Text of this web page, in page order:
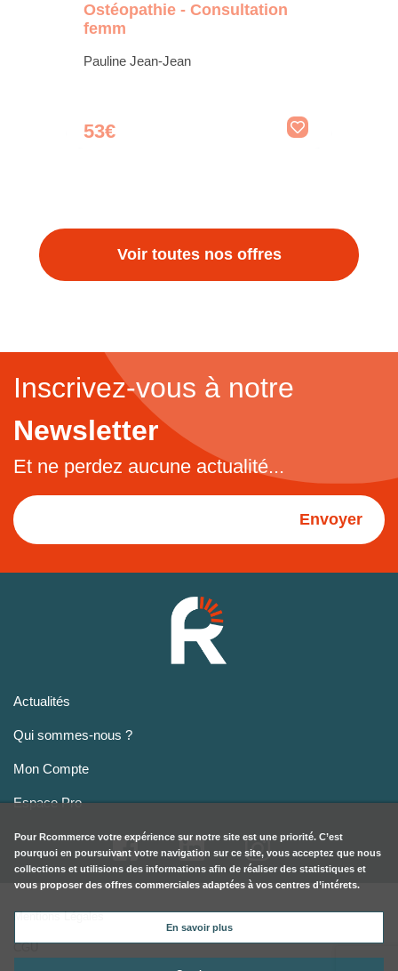
Ostéopathie - Consultation
femm
Pauline Jean-Jean
53€
Voir toutes nos offres
Inscrivez-vous à notre
Newsletter
Et ne perdez aucune actualité...
Envoyer
Actualités
Qui sommes-nous ?
Mon Compte
Espace Pro
Mentions Légales
CGU
Pour Rcommerce votre expérience sur notre site est une priorité. C’est
pourquoi en poursuivant votre navigation sur ce site, vous acceptez que nous
collections et utilisions des informations afin de réaliser des statistiques et
vous proposer des offres commerciales adaptées à vos centres d’intérets.
En savoir plus